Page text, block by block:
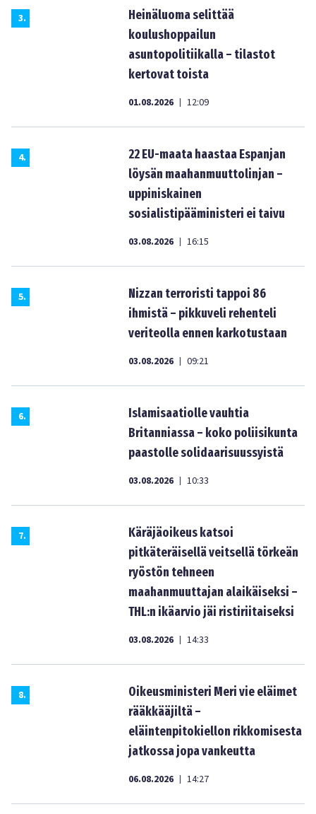
3.
Heinäluoma selittää
koulushoppailun
asuntopolitiikalla – tilastot
kertovat toista
01.08.2026 | 12:09
4.
22 EU-maata haastaa Espanjan
löysän maahanmuuttolinjan –
uppiniskainen
sosialistipääministeri ei taivu
03.08.2026 | 16:15
5.
Nizzan terroristi tappoi 86
ihmistä – pikkuveli rehenteli
veriteolla ennen karkotustaan
03.08.2026 | 09:21
6.
Islamisaatiolle vauhtia
Britanniassa – koko poliisikunta
paastolle solidaarisuussyistä
03.08.2026 | 10:33
7.
Käräjäoikeus katsoi
pitkäteräisellä veitsellä törkeän
ryöstön tehneen
maahanmuuttajan alaikäiseksi –
THL:n ikäarvio jäi ristiriitaiseksi
03.08.2026 | 14:33
8.
Oikeusministeri Meri vie eläimet
rääkkääjiltä –
eläintenpitokiellon rikkomisesta
jatkossa jopa vankeutta
06.08.2026 | 14:27